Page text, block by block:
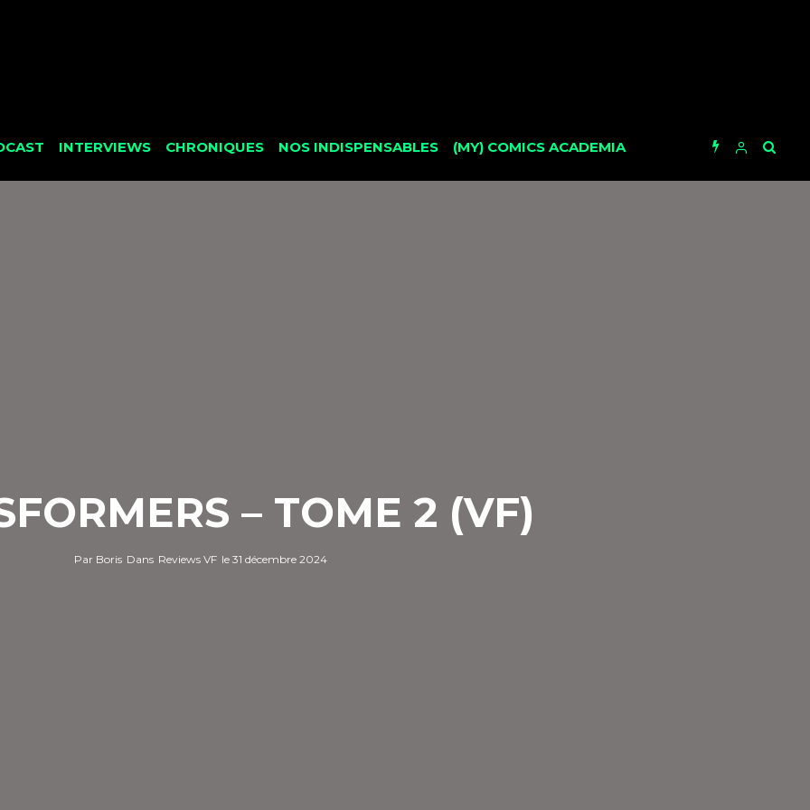
INTERVIEWS CHRONIQUES NOS INDISPENSABLES (MY) COMICS ACADEMIA
– TOME 2 (VF)
Par Boris Dans Reviews VF le 31 décembre 2024